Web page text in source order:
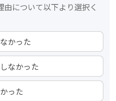
について以下より選択く
かった
なかった
った